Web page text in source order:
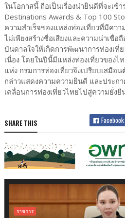
ในโอกาสนี้ ถือเป็นเรื่องน่ายินดีที่จะเข้
Destinations Awards & Top 100
ความสำเร็จของแหล่งท่องเที่ยวที่มีคว
ไม่เพียงสร้างชื่อเสียงและความน่าเชื่อ
บันดาลใจให้เกิดการพัฒนาการท่องเที่
เนื่อง โดยในปีนี้มีแหล่งท่องเที่ยวของไ
แห่ง กรมการท่องเที่ยวจึงเปรียบเสมือ
กล่าวแสดงความความยินดี และประก
เคลื่อนการท่องเที่ยวไทยไปสู่ความยั่งยื
SHARE THIS Facebook
ราชการ